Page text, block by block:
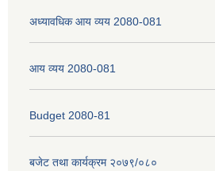
अध्यावधिक आय व्यय 2080-081
आय व्यय 2080-081
Budget 2080-81
बजेट तथा कार्यक्रम २०७९/०८०